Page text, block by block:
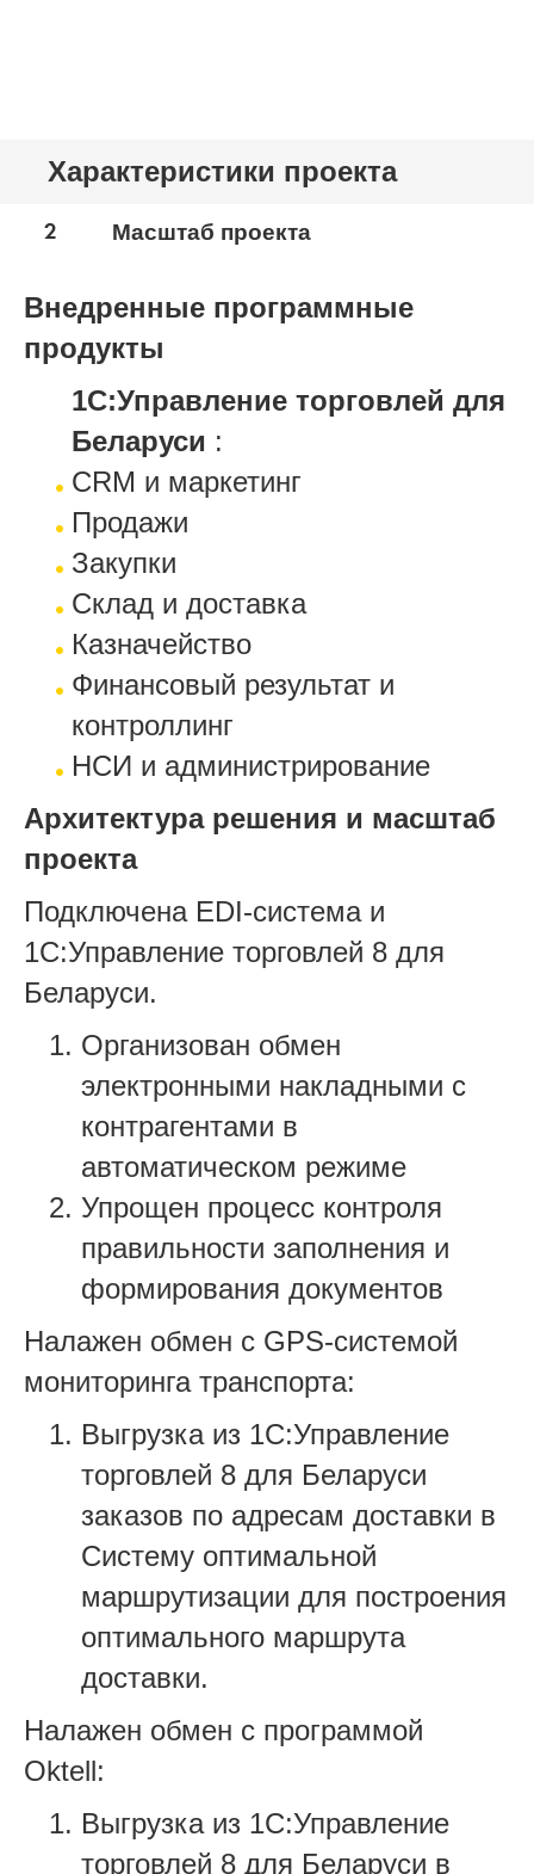
Характеристики проекта
2 Масштаб проекта
Внедренные программные
продукты
1С:Управление торговлей для
Беларуси :
CRM и маркетинг
Продажи
Закупки
Склад и доставка
Казначейство
Финансовый результат и
контроллинг
НСИ и администрирование
Архитектура решения и масштаб
проекта
Подключена EDI-система и
1С:Управление торговлей 8 для
Беларуси.
Организован обмен
электронными накладными с
контрагентами в
автоматическом режиме
Упрощен процесс контроля
правильности заполнения и
формирования документов
Налажен обмен с GPS-системой
мониторинга транспорта:
Выгрузка из 1С:Управление
торговлей 8 для Беларуси
заказов по адресам доставки в
Систему оптимальной
маршрутизации для построения
оптимального маршрута
доставки.
Налажен обмен с программой
Oktell:
Выгрузка из 1С:Управление
торговлей 8 для Беларуси в